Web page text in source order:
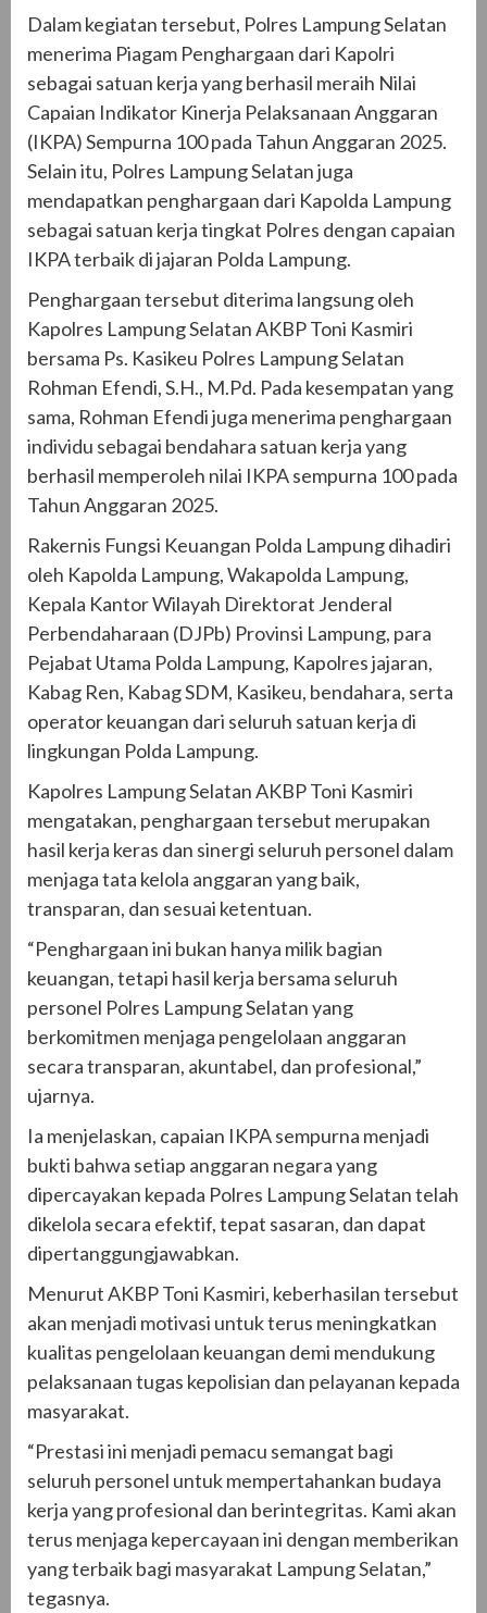
Dalam kegiatan tersebut, Polres Lampung Selatan
menerima Piagam Penghargaan dari Kapolri
sebagai satuan kerja yang berhasil meraih Nilai
Capaian Indikator Kinerja Pelaksanaan Anggaran
(IKPA) Sempurna 100 pada Tahun Anggaran 2025.
Selain itu, Polres Lampung Selatan juga
mendapatkan penghargaan dari Kapolda Lampung
sebagai satuan kerja tingkat Polres dengan capaian
IKPA terbaik di jajaran Polda Lampung.
Penghargaan tersebut diterima langsung oleh
Kapolres Lampung Selatan AKBP Toni Kasmiri
bersama Ps. Kasikeu Polres Lampung Selatan
Rohman Efendi, S.H., M.Pd. Pada kesempatan yang
sama, Rohman Efendi juga menerima penghargaan
individu sebagai bendahara satuan kerja yang
berhasil memperoleh nilai IKPA sempurna 100 pada
Tahun Anggaran 2025.
Rakernis Fungsi Keuangan Polda Lampung dihadiri
oleh Kapolda Lampung, Wakapolda Lampung,
Kepala Kantor Wilayah Direktorat Jenderal
Perbendaharaan (DJPb) Provinsi Lampung, para
Pejabat Utama Polda Lampung, Kapolres jajaran,
Kabag Ren, Kabag SDM, Kasikeu, bendahara, serta
operator keuangan dari seluruh satuan kerja di
lingkungan Polda Lampung.
Kapolres Lampung Selatan AKBP Toni Kasmiri
mengatakan, penghargaan tersebut merupakan
hasil kerja keras dan sinergi seluruh personel dalam
menjaga tata kelola anggaran yang baik,
transparan, dan sesuai ketentuan.
“Penghargaan ini bukan hanya milik bagian
keuangan, tetapi hasil kerja bersama seluruh
personel Polres Lampung Selatan yang
berkomitmen menjaga pengelolaan anggaran
secara transparan, akuntabel, dan profesional,”
ujarnya.
Ia menjelaskan, capaian IKPA sempurna menjadi
bukti bahwa setiap anggaran negara yang
dipercayakan kepada Polres Lampung Selatan telah
dikelola secara efektif, tepat sasaran, dan dapat
dipertanggungjawabkan.
Menurut AKBP Toni Kasmiri, keberhasilan tersebut
akan menjadi motivasi untuk terus meningkatkan
kualitas pengelolaan keuangan demi mendukung
pelaksanaan tugas kepolisian dan pelayanan kepada
masyarakat.
“Prestasi ini menjadi pemacu semangat bagi
seluruh personel untuk mempertahankan budaya
kerja yang profesional dan berintegritas. Kami akan
terus menjaga kepercayaan ini dengan memberikan
yang terbaik bagi masyarakat Lampung Selatan,”
tegasnya.